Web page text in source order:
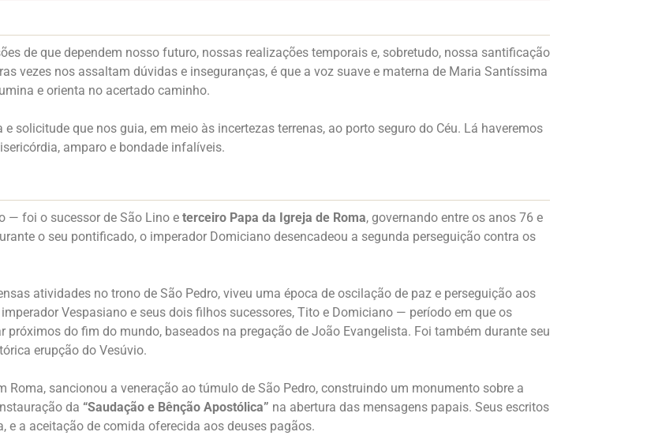
de que dependem nosso futuro, nossas realizações temporais e, sobretudo, nossa santificação
vezes nos assaltam dúvidas e inseguranças, é que a voz suave e materna de Maria Santíssima
e orienta no acertado caminho.
solicitude que nos guia, em meio às incertezas terrenas, ao porto seguro do Céu. Lá haveremos
amparo e bondade infalíveis.
— foi o sucessor de São Lino e terceiro Papa da Igreja de Roma, governando entre os anos 76 e
o seu pontificado, o imperador Domiciano desencadeou a segunda perseguição contra os
atividades no trono de São Pedro, viveu uma época de oscilação de paz e perseguição aos
Vespasiano e seus dois filhos sucessores, Tito e Domiciano — período em que os
próximos do fim do mundo, baseados na pregação de João Evangelista. Foi também durante seu
erupção do Vesúvio.
Roma, sancionou a veneração ao túmulo de São Pedro, construindo um monumento sobre a
da “Saudação e Bênção Apostólica” na abertura das mensagens papais. Seus escritos
a aceitação de comida oferecida aos deuses pagãos.